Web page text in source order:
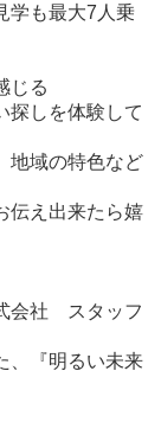
学も最大7人乗
じる
を体験して
地域の特色など
出来たら嬉
会社 スタッフ
、『明るい未来